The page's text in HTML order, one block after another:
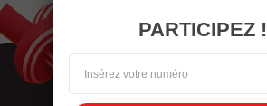
PARTICIPEZ !